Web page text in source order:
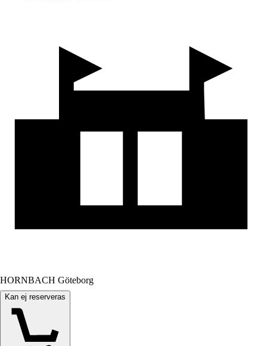
HORNBACH Göteborg
Kan ej reserveras